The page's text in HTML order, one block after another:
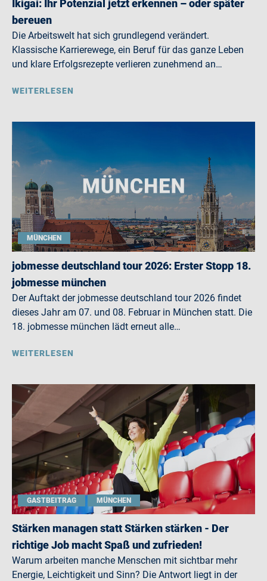
Ikigai: Ihr Potenzial jetzt erkennen – oder später
bereuen
Die Arbeitswelt hat sich grundlegend verändert.
Klassische Karrierewege, ein Beruf für das ganze Leben
und klare Erfolgsrezepte verlieren zunehmend an…
WEITERLESEN
MÜNCHEN
jobmesse deutschland tour 2026: Erster Stopp 18.
jobmesse münchen
Der Auftakt der jobmesse deutschland tour 2026 findet
dieses Jahr am 07. und 08. Februar in München statt. Die
18. jobmesse münchen lädt erneut alle…
WEITERLESEN
GASTBEITRAG MÜNCHEN
Stärken managen statt Stärken stärken - Der
richtige Job macht Spaß und zufrieden!
Warum arbeiten manche Menschen mit sichtbar mehr
Energie, Leichtigkeit und Sinn? Die Antwort liegt in der